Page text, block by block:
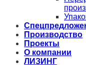
Производство
Проекты
О компании
ЛИЗИНГ